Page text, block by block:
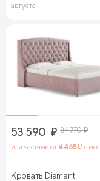
августа
53 590 ₽ 84 770₽
или частями от 4 465₽ в мес.
Кровать Diamant